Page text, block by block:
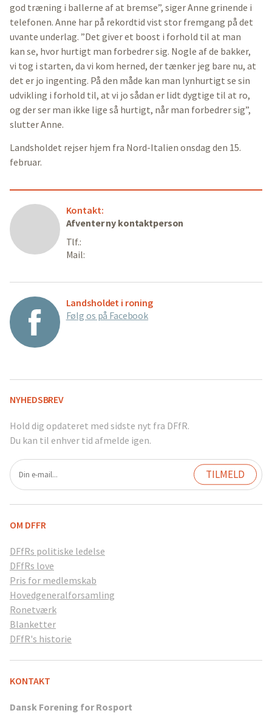
god træning i ballerne af at bremse”, siger Anne grinende i
telefonen. Anne har på rekordtid vist stor fremgang på det
uvante underlag. ”Det giver et boost i forhold til at man
kan se, hvor hurtigt man forbedrer sig. Nogle af de bakker,
vi tog i starten, da vi kom herned, der tænker jeg bare nu, at
det er jo ingenting. På den måde kan man lynhurtigt se sin
udvikling i forhold til, at vi jo sådan er lidt dygtige til at ro,
og der ser man ikke lige så hurtigt, når man forbedrer sig”,
slutter Anne.
Landsholdet rejser hjem fra Nord-Italien onsdag den 15.
februar.
Kontakt:
Afventer ny kontaktperson
Tlf.:
Mail:
Landsholdet i roning
Følg os på Facebook
NYHEDSBREV
Hold dig opdateret med sidste nyt fra DFfR.
Du kan til enhver tid afmelde igen.
OM DFFR
DFfRs politiske ledelse
DFfRs love
Pris for medlemskab
Hovedgeneralforsamling
Ronetværk
Blanketter
DFfR's historie
KONTAKT
Dansk Forening for Rosport